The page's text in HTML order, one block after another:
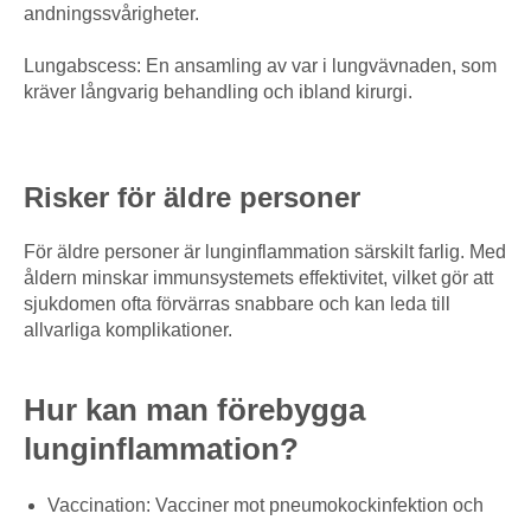
andningssvårigheter.
Lungabscess: En ansamling av var i lungvävnaden, som
kräver långvarig behandling och ibland kirurgi.
Risker för äldre personer
För äldre personer är lunginflammation särskilt farlig. Med
åldern minskar immunsystemets effektivitet, vilket gör att
sjukdomen ofta förvärras snabbare och kan leda till
allvarliga komplikationer.
Hur kan man förebygga
lunginflammation?
Vaccination: Vacciner mot pneumokockinfektion och